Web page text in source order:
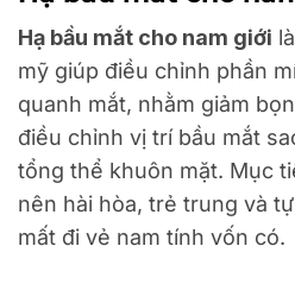
Hạ bầu mắt cho nam giới
mỹ giúp điều chỉnh phần
quanh mắt, nhằm giảm
điều chỉnh vị trí bầu mắt
tổng thể khuôn mặt. Mục
nên hài hòa, trẻ trung và
mất đi vẻ nam tính vốn có.